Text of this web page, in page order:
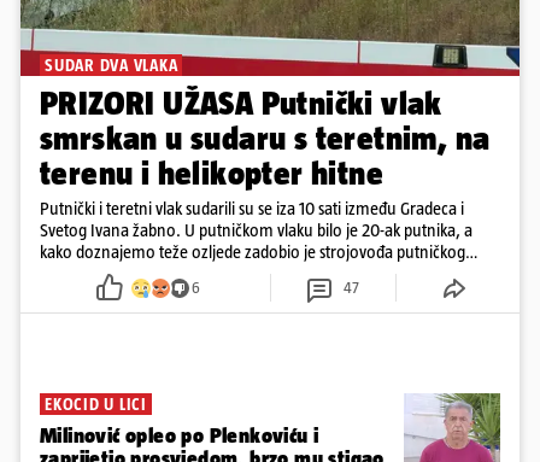
SUDAR DVA VLAKA
PRIZORI UŽASA Putnički vlak
smrskan u sudaru s teretnim, na
terenu i helikopter hitne
Putnički i teretni vlak sudarili su se iza 10 sati između Gradeca i
Svetog Ivana žabno. U putničkom vlaku bilo je 20-ak putnika, a
kako doznajemo teže ozljede zadobio je strojovođa putničkog
vlaka. Zatvoren je promet, a fotoreporteri Prigorskog objavili su
prve snimke s mjesta sudara
6 47
EKOCID U LICI
Milinović opleo po Plenkoviću i